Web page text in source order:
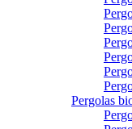
Pergolas